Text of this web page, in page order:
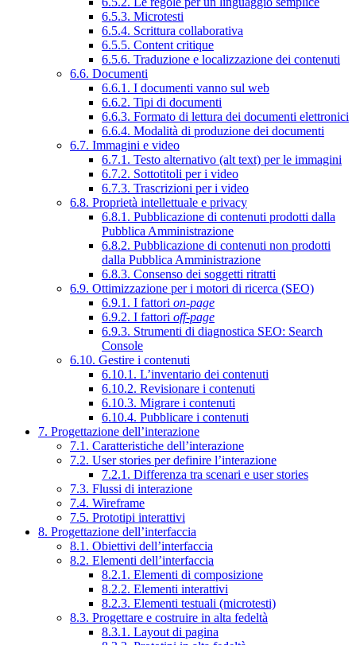
6.5.3. Microtesti
6.5.4. Scrittura collaborativa
6.5.5. Content critique
6.5.6. Traduzione e localizzazione dei contenuti
6.6. Documenti
6.6.1. I documenti vanno sul web
6.6.2. Tipi di documenti
6.6.3. Formato di lettura dei documenti elettronici
6.6.4. Modalità di produzione dei documenti
6.7. Immagini e video
6.7.1. Testo alternativo (alt text) per le immagini
6.7.2. Sottotitoli per i video
6.7.3. Trascrizioni per i video
6.8. Proprietà intellettuale e privacy
6.8.1. Pubblicazione di contenuti prodotti dalla
Pubblica Amministrazione
6.8.2. Pubblicazione di contenuti non prodotti
dalla Pubblica Amministrazione
6.8.3. Consenso dei soggetti ritratti
6.9. Ottimizzazione per i motori di ricerca (SEO)
6.9.1. I fattori on-page
6.9.2. I fattori off-page
6.9.3. Strumenti di diagnostica SEO: Search
Console
6.10. Gestire i contenuti
6.10.1. L’inventario dei contenuti
6.10.2. Revisionare i contenuti
6.10.3. Migrare i contenuti
6.10.4. Pubblicare i contenuti
7. Progettazione dell’interazione
7.1. Caratteristiche dell’interazione
7.2. User stories per definire l’interazione
7.2.1. Differenza tra scenari e user stories
7.3. Flussi di interazione
7.4. Wireframe
7.5. Prototipi interattivi
8. Progettazione dell’interfaccia
8.1. Obiettivi dell’interfaccia
8.2. Elementi dell’interfaccia
8.2.1. Elementi di composizione
8.2.2. Elementi interattivi
8.2.3. Elementi testuali (microtesti)
8.3. Progettare e costruire in alta fedeltà
8.3.1. Layout di pagina